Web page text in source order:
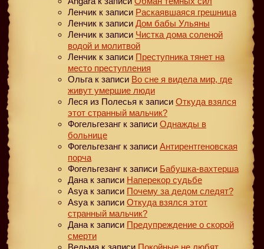
Ленчик к записи Раскаявшаяся грешница
Ленчик к записи Дом бабы Ульяны
Ленчик к записи Чистка дома соленой
водой и молитвой
Ленчик к записи Преступника тянет на
место преступления
Ольга к записи Во сне я видела мир, где
живут умершие люди
Леся из Полесья к записи Откуда взялся
этот странный мальчик?
Фогельгезанг к записи Однажды в
больнице
Фогельгезанг к записи Антирентгеновская
порча
Фогельгезанг к записи Бабушка-вахтерша
Дана к записи Наперекор судьбе
Asya к записи Почему за дедом следят?
Asya к записи Откуда взялся этот
странный мальчик?
Дана к записи Предупреждение о скорой
смерти
Ведьма к записи Покойные не любят